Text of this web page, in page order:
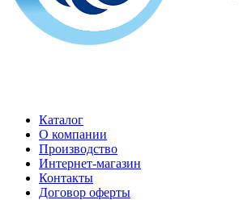
Каталог
О компании
Производство
Интернет-магазин
Контакты
Договор оферты